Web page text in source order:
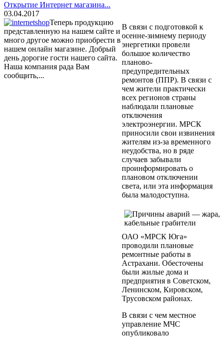
В связи с подготовкой к
осенне-зимнему периоду
энергетики провели
большое количество
планово-
предупредительных
ремонтов (ППР). В связи с
чем жители практически
всех регионов страны
наблюдали плановые
отключения
электроэнергии. МРСК
приносили свои извинения
жителям из-за временного
неудобства, но в ряде
случаев забывали
проинформировать о
плановом отключении
света, или эта информация
была малодоступна.
ОАО «МРСК Юга»
проводили плановые
ремонтные работы в
Астрахани. Обесточены
были жилые дома и
предприятия в Советском,
Ленинском, Кировском,
Трусовском районах.
В связи с чем местное
управление МЧС
опубликовало
Открытие Интернет магазина...
03.04.2017
Теперь продукцию
представленную на нашем сайте и
много другое можно приобрести в
нашем онлайн магазине. Добрый
день дорогие гости нашего сайта.
Наша компания рада Вам
сообщить,...